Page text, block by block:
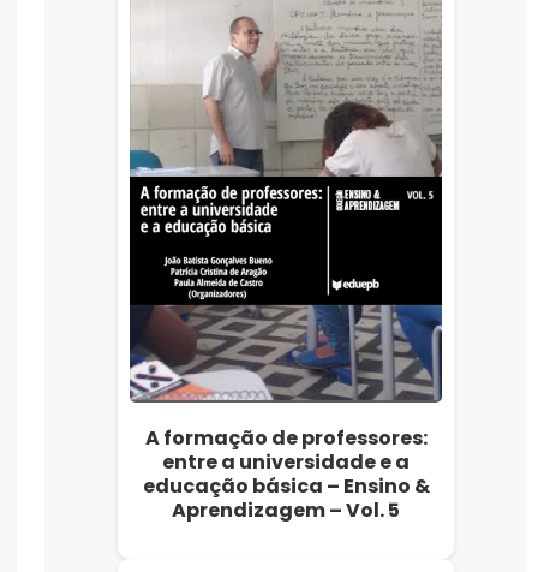
A formação de professores:
entre a universidade e a
educação básica – Ensino &
Aprendizagem – Vol. 5